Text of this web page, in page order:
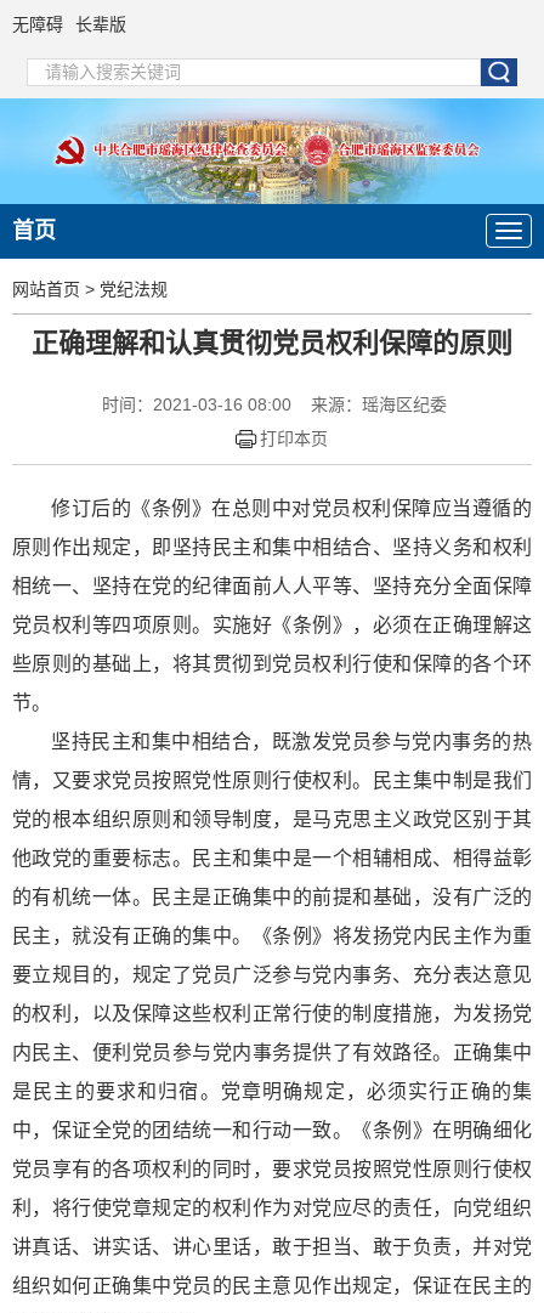
无障碍 长辈版
首页
网站首页 > 党纪法规
正确理解和认真贯彻党员权利保障的原则
时间：2021-03-16 08:00
来源：瑶海区纪委
打印本页
修订后的《条例》在总则中对党员权利保障应当遵循的
原则作出规定，即坚持民主和集中相结合、坚持义务和权利
相统一、坚持在党的纪律面前人人平等、坚持充分全面保障
党员权利等四项原则。实施好《条例》，必须在正确理解这
些原则的基础上，将其贯彻到党员权利行使和保障的各个环
节。
坚持民主和集中相结合，既激发党员参与党内事务的热
情，又要求党员按照党性原则行使权利。民主集中制是我们
党的根本组织原则和领导制度，是马克思主义政党区别于其
他政党的重要标志。民主和集中是一个相辅相成、相得益彰
的有机统一体。民主是正确集中的前提和基础，没有广泛的
民主，就没有正确的集中。《条例》将发扬党内民主作为重
要立规目的，规定了党员广泛参与党内事务、充分表达意见
的权利，以及保障这些权利正常行使的制度措施，为发扬党
内民主、便利党员参与党内事务提供了有效路径。正确集中
是民主的要求和归宿。党章明确规定，必须实行正确的集
中，保证全党的团结统一和行动一致。《条例》在明确细化
党员享有的各项权利的同时，要求党员按照党性原则行使权
利，将行使党章规定的权利作为对党应尽的责任，向党组织
讲真话、讲实话、讲心里话，敢于担当、敢于负责，并对党
组织如何正确集中党员的民主意见作出规定，保证在民主的